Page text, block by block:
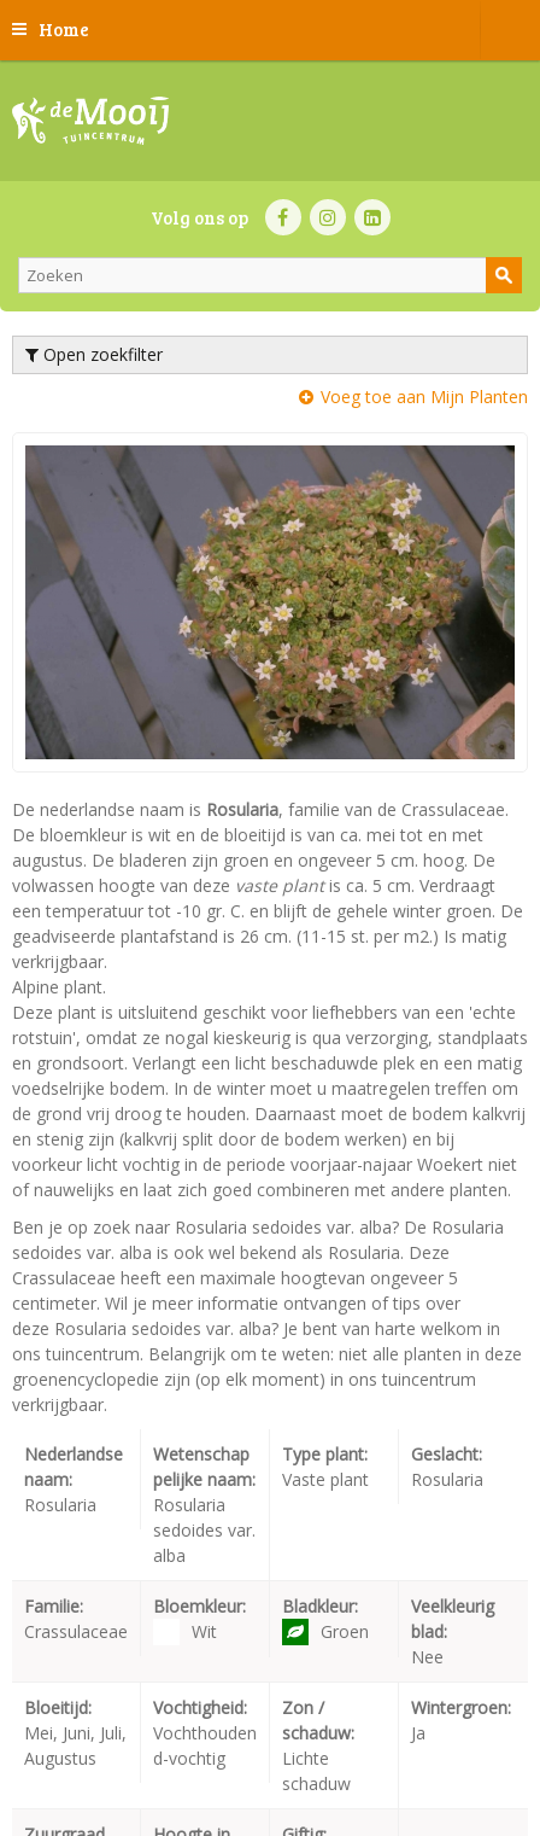
Home
Volg ons op
Open zoekfilter
Voeg toe aan Mijn Planten
De nederlandse naam is Rosularia, familie van de Crassulaceae.
De bloemkleur is wit en de bloeitijd is van ca. mei tot en met
augustus. De bladeren zijn groen en ongeveer 5 cm. hoog. De
volwassen hoogte van deze vaste plantis ca. 5 cm. Verdraagt
een temperatuur tot -10 gr. C. en blijft de gehele winter groen. De
geadviseerde plantafstand is 26 cm. (11-15 st. per m2.) Is matig
verkrijgbaar.
Alpine plant.
Deze plant is uitsluitend geschikt voor liefhebbers van een 'echte
rotstuin', omdat ze nogal kieskeurig is qua verzorging, standplaats
en grondsoort. Verlangt een licht beschaduwde plek en een matig
voedselrijke bodem. In de winter moet u maatregelen treffen om
de grond vrij droog te houden. Daarnaast moet de bodem kalkvrij
en stenig zijn (kalkvrij split door de bodem werken) en bij
voorkeur licht vochtig in de periode voorjaar-najaar Woekert niet
of nauwelijks en laat zich goed combineren met andere planten.
Ben je op zoek naar Rosularia sedoides var. alba? De Rosularia
sedoides var. alba is ook wel bekend als Rosularia. Deze
Crassulaceae heeft een maximale hoogtevan ongeveer 5
centimeter. Wil je meer informatie ontvangen of tips over
deze Rosularia sedoides var. alba? Je bent van harte welkom in
ons tuincentrum. Belangrijk om te weten: niet alle planten in deze
groenencyclopedie zijn (op elk moment) in ons tuincentrum
verkrijgbaar.
Nederlandse
naam:
Rosularia
Wetenschap
pelijke naam:
Rosularia
sedoides var.
alba
Type plant:
Vaste plant
Geslacht:
Rosularia
Familie:
Crassulaceae
Bloemkleur:
Wit
Bladkleur:
Groen
Veelkleurig
blad:
Nee
Bloeitijd:
Mei, Juni, Juli,
Augustus
Vochtigheid:
Vochthouden
d-vochtig
Zon /
schaduw:
Lichte
schaduw
Wintergroen:
Ja